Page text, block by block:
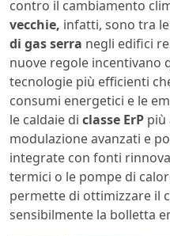
contro il cambiamento
vecchie, infatti, sono tra
di gas serra negli edifici
nuove regole incentivano
tecnologie più efficienti
consumi energetici e le
le caldaie di classe ErP più
modulazione avanzati e
integrate con fonti
termici o le pompe di
permette di ottimizzare il
sensibilmente la bolletta